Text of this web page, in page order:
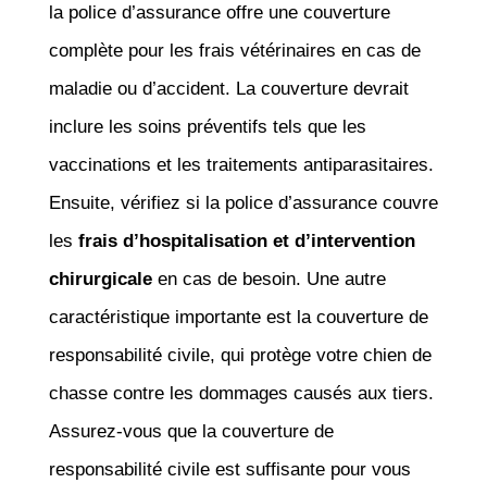
la police d’assurance offre une couverture
complète pour les frais vétérinaires en cas de
maladie ou d’accident. La couverture devrait
inclure les soins préventifs tels que les
vaccinations et les traitements antiparasitaires.
Ensuite, vérifiez si la police d’assurance couvre
les frais d’hospitalisation et d’intervention
chirurgicaleen cas de besoin. Une autre
caractéristique importante est la couverture de
responsabilité civile, qui protège votre chien de
chasse contre les dommages causés aux tiers.
Assurez-vous que la couverture de
responsabilité civile est suffisante pour vous